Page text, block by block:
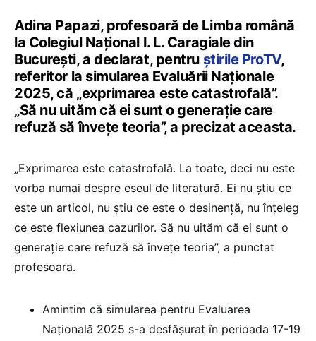
Adina Papazi, profesoară de Limba română
la Colegiul Național I. L. Caragiale din
București, a declarat, pentru știrile ProTV,
referitor la simularea Evaluării Naționale
2025, că „exprimarea este catastrofală”.
„Să nu uităm că ei sunt o generație care
refuză să învețe teoria”, a precizat aceasta.
„Exprimarea este catastrofală. La toate, deci nu este
vorba numai despre eseul de literatură. Ei nu știu ce
este un articol, nu știu ce este o desinență, nu înțeleg
ce este flexiunea cazurilor. Să nu uităm că ei sunt o
generație care refuză să învețe teoria”, a punctat
profesoara.
Amintim că simularea pentru Evaluarea
Națională 2025 s-a desfășurat în perioada 17-19